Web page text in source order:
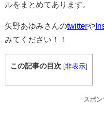
ルをまとめてあります。
矢野あゆみさんのtwitterや
みてください！！
この記事の目次 [非表示]
スポ